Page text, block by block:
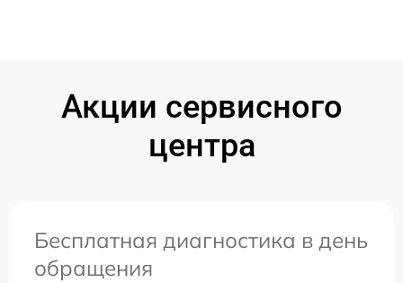
Акции сервисного
центра
Бесплатная диагностика в день
обращения